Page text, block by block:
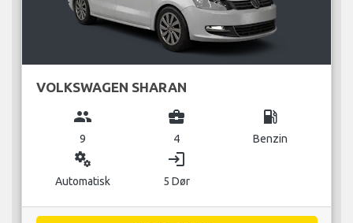
VOLKSWAGEN SHARAN
group
9
business_center
4
local_gas_station
Benzin
miscellaneous_services
Automatisk
login
5 Dør